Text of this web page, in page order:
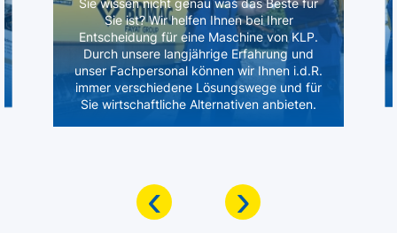
Sie wissen nicht genau was das Beste für
Sie ist? Wir helfen Ihnen bei Ihrer
Entscheidung für eine Maschine von KLP.
Durch unsere langjährige Erfahrung und
unser Fachpersonal können wir Ihnen i.d.R.
immer verschiedene Lösungswege und für
Sie wirtschaftliche Alternativen anbieten.
‹ ›